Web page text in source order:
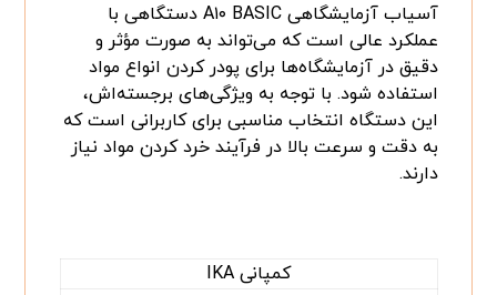
آسیاب آزمایشگاهی A۱۰ BASIC دستگاهی با
عملکرد عالی است که می‌تواند به صورت مؤثر و
دقیق در آزمایشگاه‌ها برای پودر کردن انواع مواد
استفاده شود. با توجه به ویژگی‌های برجسته‌اش،
این دستگاه انتخاب مناسبی برای کاربرانی است که
به دقت و سرعت بالا در فرآیند خرد کردن مواد نیاز
دارند.
کمپانی IKA